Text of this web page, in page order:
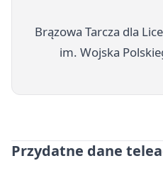
Brązowa Tarcza dla
im. Wojska
Przydatne dane